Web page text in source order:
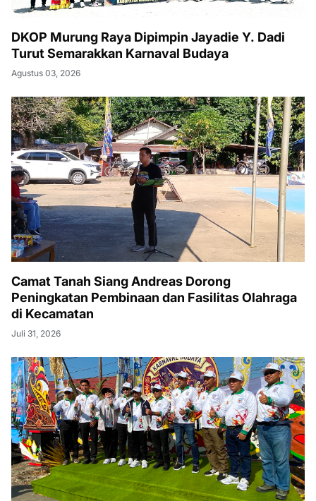
DKOP Murung Raya Dipimpin Jayadie Y. Dadi
Turut Semarakkan Karnaval Budaya
Agustus 03, 2026
Camat Tanah Siang Andreas Dorong
Peningkatan Pembinaan dan Fasilitas Olahraga
di Kecamatan
Juli 31, 2026